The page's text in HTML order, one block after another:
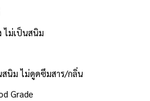
ไม่เป็นสนิม
สนิม ไม่ดูดซึมสาร/กลิ่น
Grade